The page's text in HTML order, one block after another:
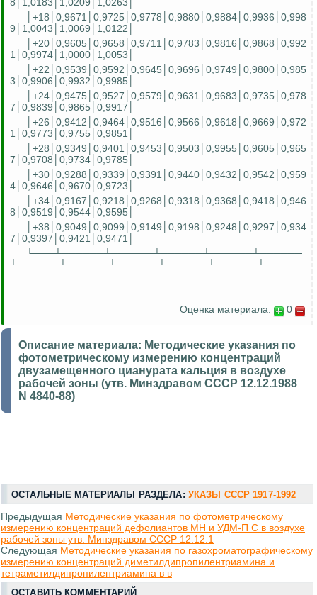
8│1,0183│1,0209│1,0263│
│+18│0,9671│0,9725│0,9778│0,9880│0,9884│0,9936│0,998
9│1,0043│1,0069│1,0122│
│+20│0,9605│0,9658│0,9711│0,9783│0,9816│0,9868│0,992
1│0,9974│1,0000│1,0053│
│+22│0,9539│0,9592│0,9645│0,9696│0,9749│0,9800│0,985
3│0,9906│0,9932│0,9985│
│+24│0,9475│0,9527│0,9579│0,9631│0,9683│0,9735│0,978
7│0,9839│0,9865│0,9917│
│+26│0,9412│0,9464│0,9516│0,9566│0,9618│0,9669│0,972
1│0,9773│0,9755│0,9851│
│+28│0,9349│0,9401│0,9453│0,9503│0,9955│0,9605│0,965
7│0,9708│0,9734│0,9785│
│+30│0,9288│0,9339│0,9391│0,9440│0,9432│0,9542│0,959
4│0,9646│0,9670│0,9723│
│+34│0,9167│0,9218│0,9268│0,9318│0,9368│0,9418│0,946
8│0,9519│0,9544│0,9595│
│+38│0,9049│0,9099│0,9149│0,9198│0,9248│0,9297│0,934
7│0,9397│0,9421│0,9471│
└───┴──────┴──────┴──────┴──────┴──────
┴──────┴──────┴──────┴──────┴──────┘
Оценка материала: 0
Описание материала: Методические указания по
фотометрическому измерению концентраций
двузамещенного цианурата кальция в воздухе
рабочей зоны (утв. Минздравом СССР 12.12.1988
N 4840-88)
ОСТАЛЬНЫЕ МАТЕРИАЛЫ РАЗДЕЛА: УКАЗЫ СССР 1917-1992
Предыдущая Методические указания по фотометрическому
измерению концентраций дефолиантов МН и УДМ-П С в воздухе
рабочей зоны утв. Минздравом СССР 12.12.1
Следующая Методические указания по газохроматографическому
измерению концентраций диметилдипропилентриамина и
тетраметилдипропилентриамина в в
ОСТАВИТЬ КОММЕНТАРИЙ